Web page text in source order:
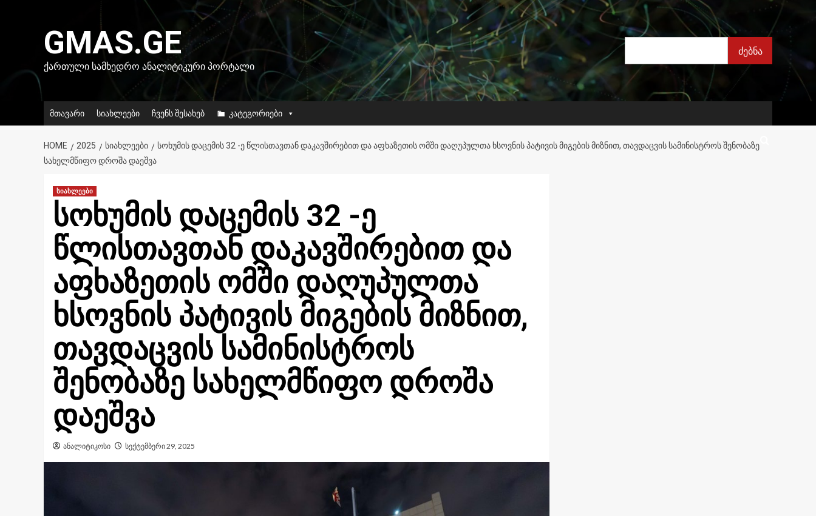
GMAS.GE
ᲥᲐᲠᲗᲣᲚᲘ ᲡᲐᲛᲮᲔᲓᲠᲝ ᲐᲜᲐᲚᲘᲢᲘᲙᲣᲠᲘ ᲞᲝᲠᲢᲐᲚᲘ
ძებნა
ძებნა
მთავარი სიახლეები ჩვენს შესახებ კატეგორიები
HOME 2025 ᲡᲘᲐᲮᲚᲔᲔᲑᲘ
ᲡᲝᲮᲣᲛᲘᲡ ᲓᲐᲪᲔᲛᲘᲡ 32 -Ე ᲬᲚᲘᲡᲗᲐᲕᲗᲐᲜ ᲓᲐᲙᲐᲕᲨᲘᲠᲔᲑᲘᲗ ᲓᲐ ᲐᲤᲮᲐᲖᲔᲗᲘᲡ ᲝᲛᲨᲘ ᲓᲐᲦᲣᲞᲣᲚᲗᲐ ᲮᲡᲝᲕᲜᲘᲡ ᲞᲐᲢᲘᲕᲘᲡ ᲛᲘᲒᲔᲑᲘᲡ ᲛᲘᲖᲜᲘᲗ, ᲗᲐᲕᲓᲐᲪᲕᲘᲡ ᲡᲐᲛᲘᲜᲘᲡᲢᲠᲝᲡ ᲨᲔᲜᲝᲑᲐᲖᲔ
ᲡᲐᲮᲔᲚᲛᲬᲘᲤᲝ ᲓᲠᲝᲨᲐ ᲓᲐᲔᲨᲕᲐ
სიახლეები
სოხუმის დაცემის 32 -ე
წლისთავთან დაკავშირებით და
აფხაზეთის ომში დაღუპულთა
ხსოვნის პატივის მიგების მიზნით,
თავდაცვის სამინისტროს
შენობაზე სახელმწიფო დროშა
დაეშვა
ანალიტიკოსი სექტემბერი 29, 2025